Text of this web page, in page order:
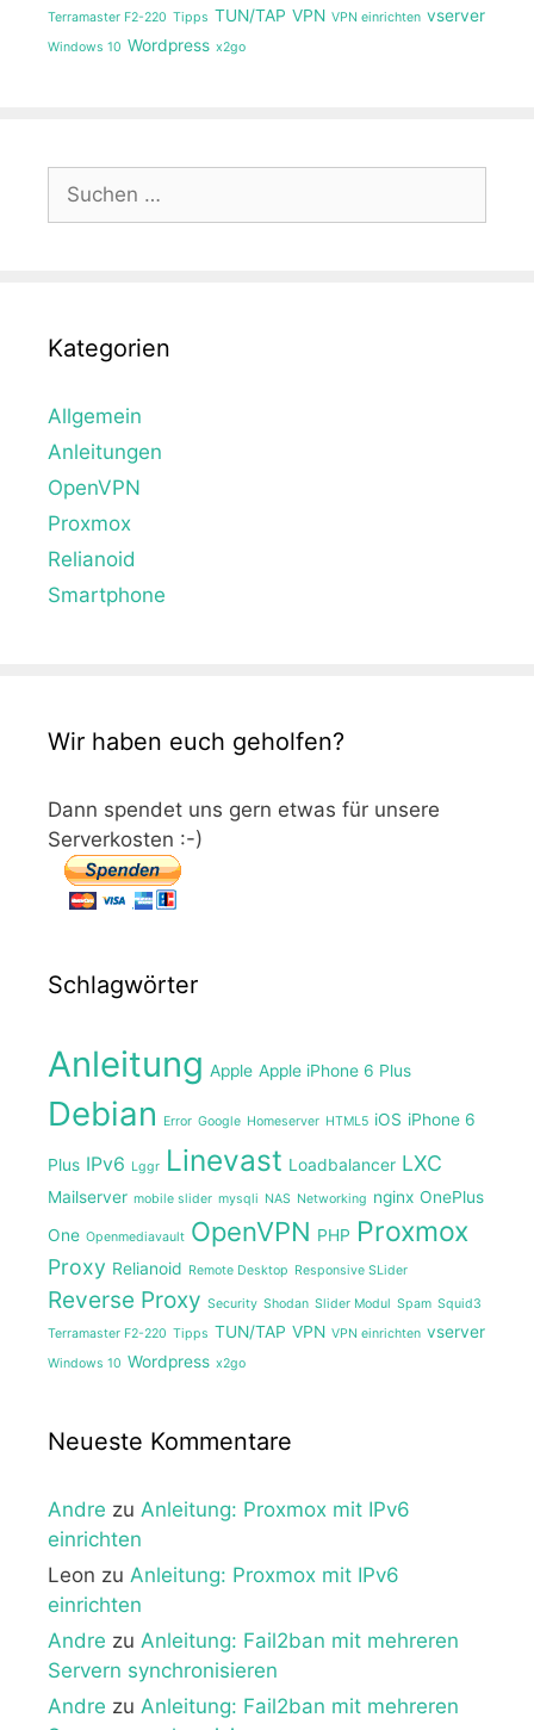
Terramaster F2-220 Tipps TUN/TAP VPN VPN einrichten vserver
Windows 10 Wordpress x2go
Suche
nach:
Kategorien
Allgemein
Anleitungen
OpenVPN
Proxmox
Relianoid
Smartphone
Wir haben euch geholfen?
Dann spendet uns gern etwas für unsere
Serverkosten :-)
Schlagwörter
Anleitung Apple Apple iPhone 6 Plus
Debian Error Google Homeserver HTML5 iOS iPhone 6
Plus IPv6 Lggr Linevast Loadbalancer LXC
Mailserver mobile slider mysqli NAS Networking nginx OnePlus
One Openmediavault OpenVPN PHP Proxmox
Proxy Relianoid Remote Desktop Responsive SLider
Reverse Proxy Security Shodan Slider Modul Spam Squid3
Terramaster F2-220 Tipps TUN/TAP VPN VPN einrichten vserver
Windows 10 Wordpress x2go
Neueste Kommentare
Andre zu Anleitung: Proxmox mit IPv6
einrichten
Leon zu Anleitung: Proxmox mit IPv6
einrichten
Andre zu Anleitung: Fail2ban mit mehreren
Servern synchronisieren
Andre zu Anleitung: Fail2ban mit mehreren